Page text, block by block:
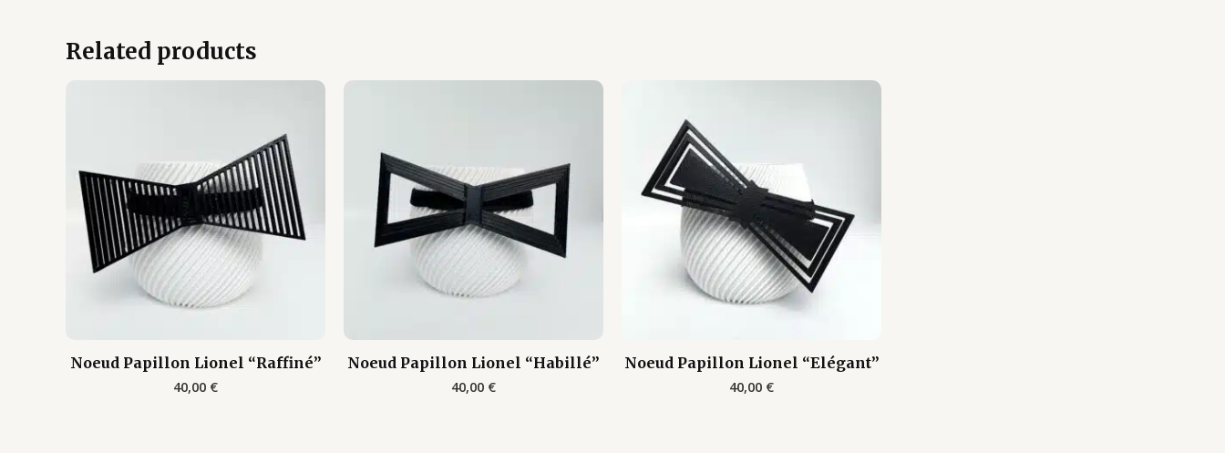
Related products
Noeud Papillon Lionel “Raffiné”
40,00 €
Noeud Papillon Lionel “Habillé”
40,00 €
Noeud Papillon Lionel “Elégant”
40,00 €